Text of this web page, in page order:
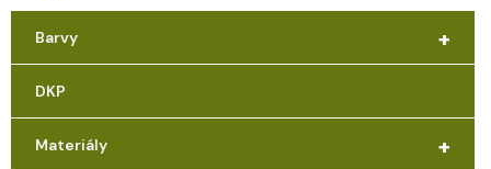
+
Barvy
DKP
+
Materiály